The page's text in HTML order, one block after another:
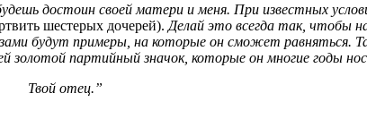
достоин своей матери и меня. При известных
шестерых дочерей). Делай это всегда так, чтобы
будут примеры, на которые он сможет
золотой партийный значок, которые он многие годы